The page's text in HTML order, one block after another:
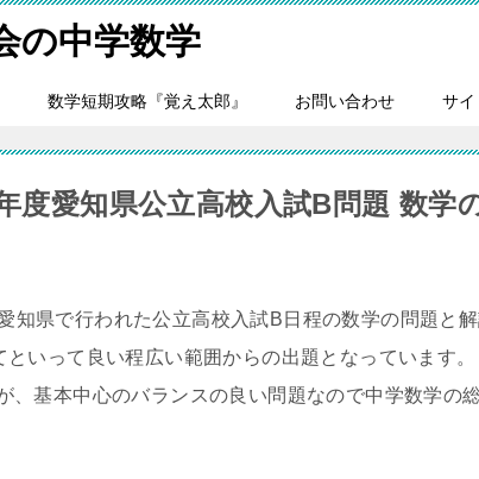
の中学数学
数学短期攻略『覚え太郎』 お問い合わせ サイ
度愛知県公立高校入試B問題 数学
知県で行われた公立高校入試B日程の数学の問題と解
いって良い程広い範囲からの出題となっています。
、基本中心のバランスの良い問題なので中学数学の